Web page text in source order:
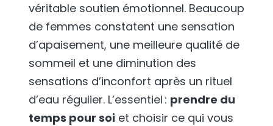
véritable soutien émotionnel. Beaucoup
de femmes constatent une sensation
d’apaisement, une meilleure qualité de
sommeil et une diminution des
sensations d’inconfort après un rituel
d’eau régulier. L’essentiel : prendre du
temps pour soi et choisir ce qui vous